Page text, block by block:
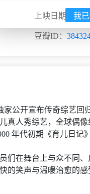
上映日期：2026
豆瓣ID：
家公开宣布传奇综艺回
人秀综艺，全球偶像
年代初期《育儿日
在舞台上与众不同、
的笑声与温暖治愈的感
我